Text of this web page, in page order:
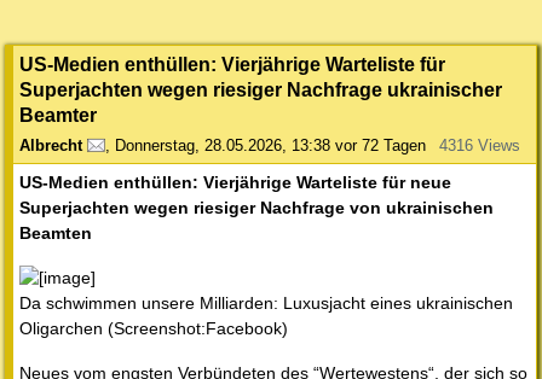
US-Medien enthüllen: Vierjährige Warteliste für
Superjachten wegen riesiger Nachfrage ukrainischer
Beamter
Albrecht , Donnerstag, 28.05.2026, 13:38 vor 72 Tagen 4316 Views
US-Medien enthüllen: Vierjährige Warteliste für neue
Superjachten wegen riesiger Nachfrage von ukrainischen
Beamten
Da schwimmen unsere Milliarden: Luxusjacht eines ukrainischen
Oligarchen (Screenshot:Facebook)
Neues vom engsten Verbündeten des “Wertewestens“, der sich so